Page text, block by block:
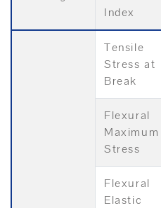
Index
Tensile
Stress at
Break
Flexural
Maximum
Stress
Flexural
Elastic